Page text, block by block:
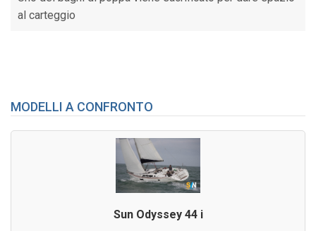
al carteggio
MODELLI A CONFRONTO
Sun Odyssey 44 i